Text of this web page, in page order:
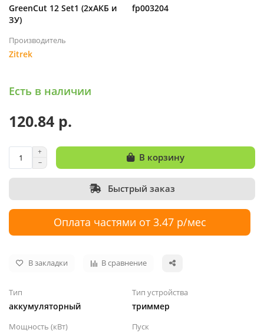
GreenCut 12 Set1 (2хАКБ и
ЗУ)
fp003204
Производитель
Zitrek
Есть в наличии
120.84 р.
В корзину
Быстрый заказ
Оплата частями от 3.47 р/мес
В закладки В сравнение
Тип
аккумуляторный
Тип устройства
триммер
Мощность (кВт) Пуск